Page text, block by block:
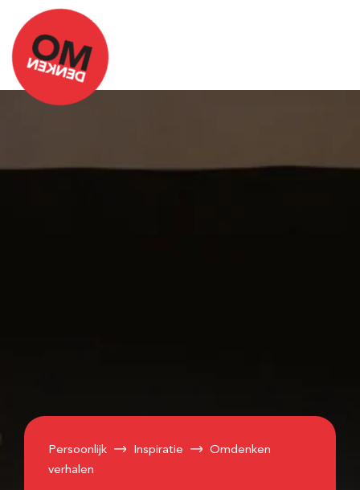
Persoonlijk Inspiratie
Omdenken
verhalen